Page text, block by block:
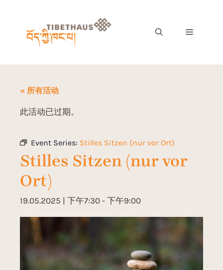
« 所有活动
此活动已过期。
Event Series: Stilles Sitzen (nur vor Ort)
Stilles Sitzen (nur vor
Ort)
19.05.2025 | 下午7:30 - 下午9:00